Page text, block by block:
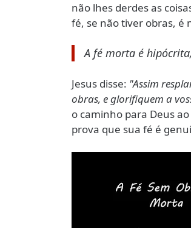
não lhes derdes as
fé, se não tiver obras, é
A fé morta é
Jesus disse: "Assim
obras, e glorifiquem a
o caminho para Deus
prova que sua fé é